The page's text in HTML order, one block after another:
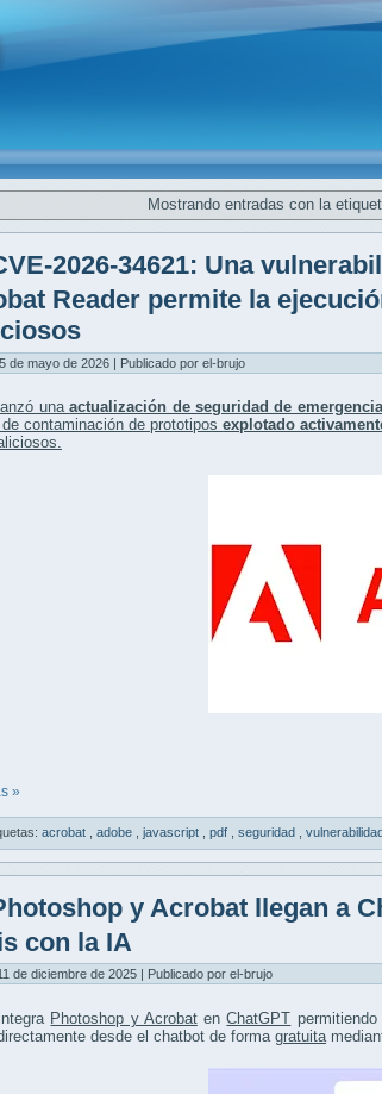
Mostrando entradas con la
2026-34621: Una
Reader permite la
de mayo de 2026 | Publicado por el-brujo
unaactualización de seguridad de emergencia
contaminación de prototiposexplotado
»
acrobat adobe javascript pdf seguridad
y Acrobat llegan a
con la IA
de diciembre de 2025 | Publicado por el-brujo
integra Photoshop y AcrobatenChatGPT
desde el chatbot de forma gratuita